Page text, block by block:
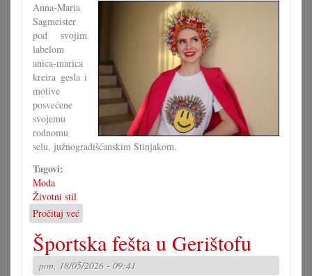
-
IV.
Anna-Maria
Sagmeister
pod svojim
labelom
anica-marica
kreira gesla i
motive
posvećene
svojemu
rodnomu
selu, južnogradišćanskim Stinjakom.
Tagovi:
Moda
Životni stil
Pročitaj već
Sa
Stinjaki
u
svit
Športska fešta u Gerištofu
pon, 18/05/2026 - 09:41